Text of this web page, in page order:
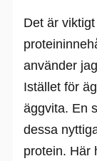
Det är
använder
Istället för
äggvita. En
dessa
protein. Här